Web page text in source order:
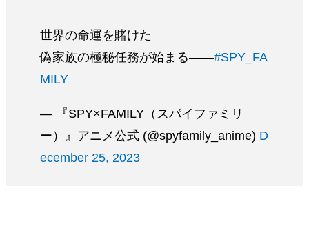
世界の命運を賭けた
偽家族の極秘任務が始まる――#SPY_FA
MILY
— 『SPY×FAMILY（スパイファミリ
ー）』アニメ公式 (@spyfamily_anime) D
ecember 25, 2023